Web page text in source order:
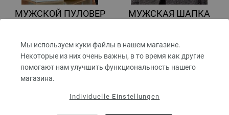
Мы используем куки файлы в нашем магазине.
Некоторые из них очень важны, в то время как другие
помогают нам улучшить функциональность нашего
магазина.
Individuelle Einstellungen
МУЖСКОЙ ПУЛОВЕР
63,56 € - 88,20 €
74,19 $ - 102,95 $
без НДС,плюс стоимость
пересылки
МУЖСКАЯ ШАПКА
8,24 €
9,62 $РРЦ:13,63 $
без НДС,плюс стоимость